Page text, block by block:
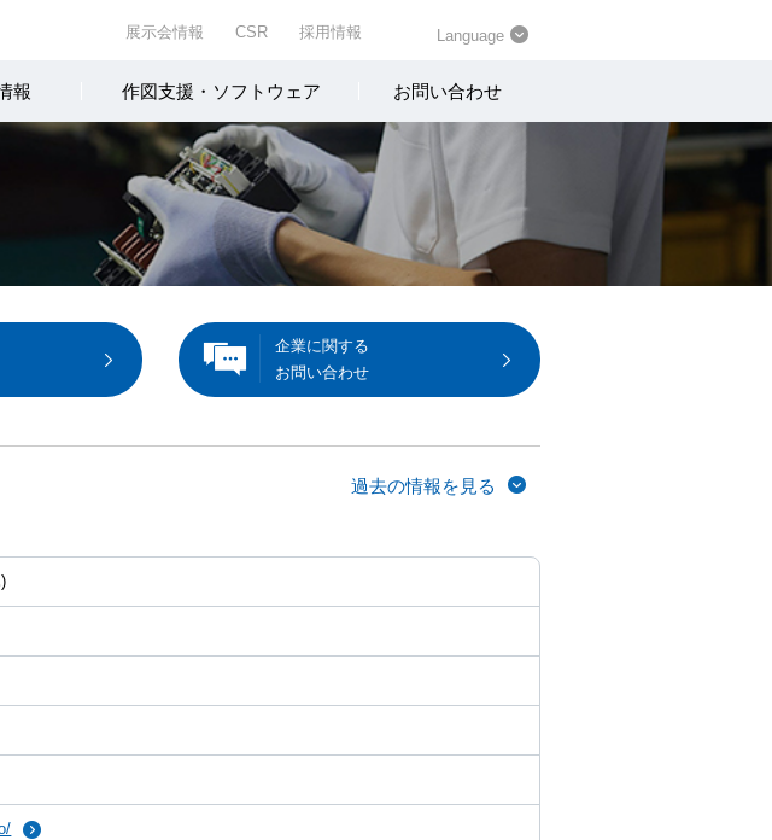
展示会情報 CSR 採用情報 Language
報 作図支援・ソフトウェア お問い合わせ
企業に関する
お問い合わせ
過去の情報を見る